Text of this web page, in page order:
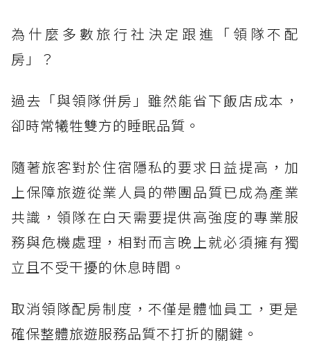
為什麼多數旅行社決定跟進「領隊不配
房」？
過去「與領隊併房」雖然能省下飯店成本，
卻時常犧牲雙方的睡眠品質。
隨著旅客對於住宿隱私的要求日益提高，加
上保障旅遊從業人員的帶團品質已成為產業
共識，領隊在白天需要提供高強度的專業服
務與危機處理，相對而言晚上就必須擁有獨
立且不受干擾的休息時間。
取消領隊配房制度，不僅是體恤員工，更是
確保整體旅遊服務品質不打折的關鍵。